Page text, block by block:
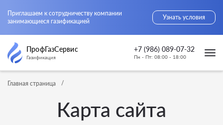
Приглашаем к сотрудничеству компании
занимающиеся газификацией
Узнать условия
ПрофГазСервис
Газификация
+7 (986) 089-07-32
Пн - Пт: 08:00 - 18:00
Главная страница
Карта сайта